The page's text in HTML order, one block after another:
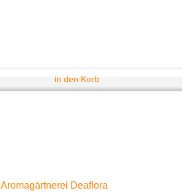
in den Korb
Aromagärtnerei Deaflora